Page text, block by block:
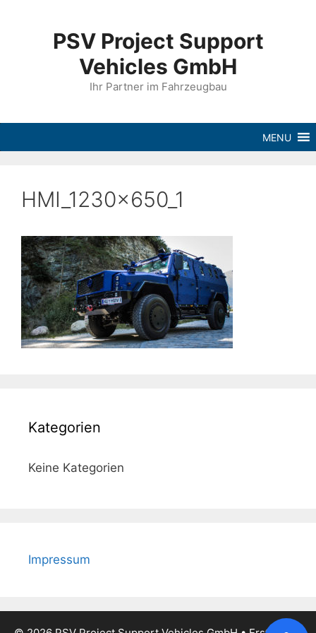
PSV Project Support
Vehicles GmbH
Ihr Partner im Fahrzeugbau
MENU
HMI_1230x650_1
Kategorien
Keine Kategorien
Impressum